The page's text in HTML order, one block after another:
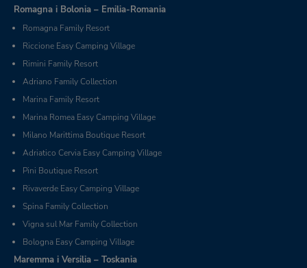
Romagna i Bolonia – Emilia-Romania
Romagna Family Resort
Riccione Easy Camping Village
Rimini Family Resort
Adriano Family Collection
Marina Family Resort
Marina Romea Easy Camping Village
Milano Marittima Boutique Resort
Adriatico Cervia Easy Camping Village
Pini Boutique Resort
Rivaverde Easy Camping Village
Spina Family Collection
Vigna sul Mar Family Collection
Bologna Easy Camping Village
Maremma i Versilia – Toskania